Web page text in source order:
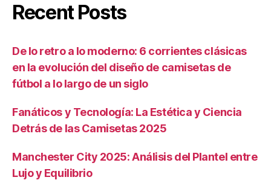
Recent Posts
De lo retro a lo moderno: 6 corrientes clásicas
en la evolución del diseño de camisetas de
fútbol a lo largo de un siglo
Fanáticos y Tecnología: La Estética y Ciencia
Detrás de las Camisetas 2025
Manchester City 2025: Análisis del Plantel entre
Lujo y Equilibrio